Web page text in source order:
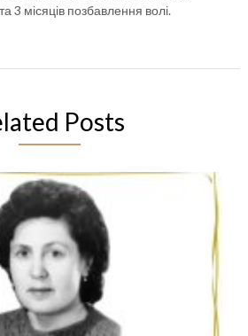
3 місяців позбавлення волі.
Posts